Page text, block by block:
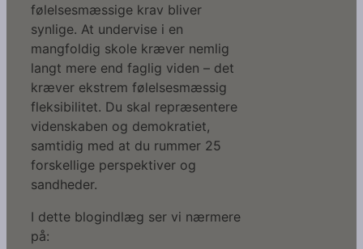
følelsesmæssige krav bliver
synlige. At undervise i en
mangfoldig skole kræver nemlig
langt mere end faglig viden – det
kræver ekstrem følelsesmæssig
fleksibilitet. Du skal repræsentere
videnskaben og demokratiet,
samtidig med at du rummer 25
forskellige perspektiver og
sandheder.
I dette blogindlæg ser vi nærmere
på: